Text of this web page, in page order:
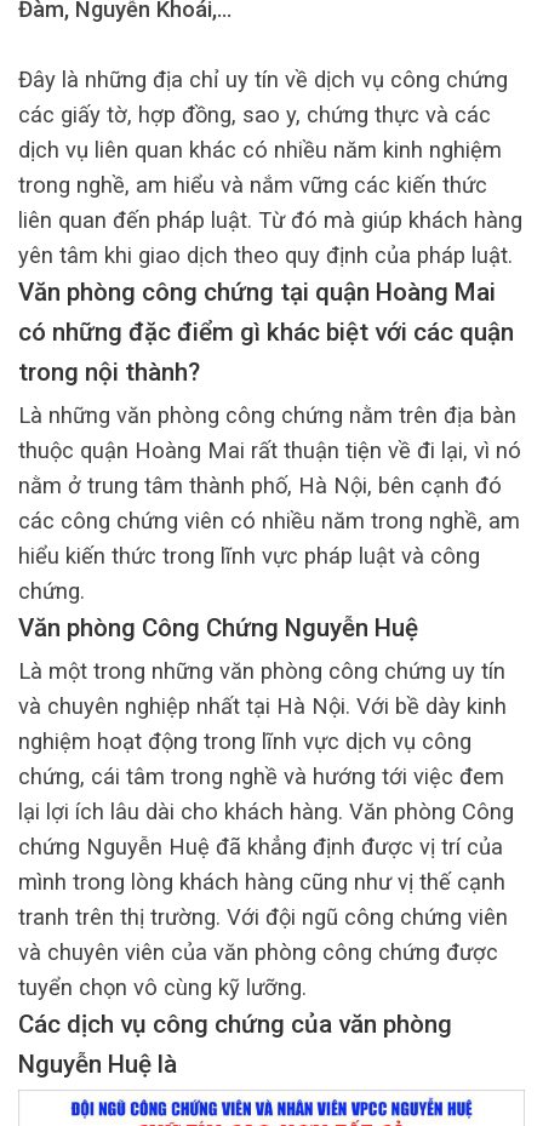
Đàm, Nguyễn Khoái,…
Đây là những địa chỉ uy tín về dịch vụ công chứng
các giấy tờ, hợp đồng, sao y, chứng thực và các
dịch vụ liên quan khác có nhiều năm kinh nghiệm
trong nghề, am hiểu và nắm vững các kiến thức
liên quan đến pháp luật. Từ đó mà giúp khách hàng
yên tâm khi giao dịch theo quy định của pháp luật.
Văn phòng công chứng tại quận Hoàng Mai
có những đặc điểm gì khác biệt với các quận
trong nội thành?
Là những văn phòng công chứng nằm trên địa bàn
thuộc quận Hoàng Mai rất thuận tiện về đi lại, vì nó
nằm ở trung tâm thành phố, Hà Nội, bên cạnh đó
các công chứng viên có nhiều năm trong nghề, am
hiểu kiến thức trong lĩnh vực pháp luật và công
chứng.
Văn phòng Công Chứng Nguyễn Huệ
Là một trong những văn phòng công chứng uy tín
và chuyên nghiệp nhất tại Hà Nội. Với bề dày kinh
nghiệm hoạt động trong lĩnh vực dịch vụ công
chứng, cái tâm trong nghề và hướng tới việc đem
lại lợi ích lâu dài cho khách hàng. Văn phòng Công
chứng Nguyễn Huệ đã khẳng định được vị trí của
mình trong lòng khách hàng cũng như vị thế cạnh
tranh trên thị trường. Với đội ngũ công chứng viên
và chuyên viên của văn phòng công chứng được
tuyển chọn vô cùng kỹ lưỡng.
Các dịch vụ công chứng của văn phòng
Nguyễn Huệ là